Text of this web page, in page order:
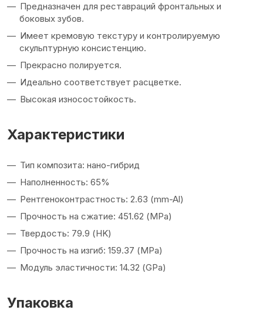
Предназначен для реставраций фронтальных и
боковых зубов.
Имеет кремовую текстуру и контролируемую
скульптурную консистенцию.
Прекрасно полируется.
Идеально соответствует расцветке.
Высокая износостойкость.
Характеристики
Тип композита: нано-гибрид
Наполненность: 65%
Рентгеноконтрастность: 2.63 (mm-Al)
Прочность на сжатие: 451.62 (MPa)
Твердость: 79.9 (HK)
Прочность на изгиб: 159.37 (MPa)
Модуль эластичности: 14.32 (GPa)
Упаковка